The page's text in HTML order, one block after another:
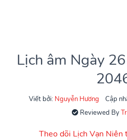
Lịch âm Ngày
Viết bởi: Nguyễn Hương
Cập
Reviewed By
Theo dõi Lịch Vạn Niên